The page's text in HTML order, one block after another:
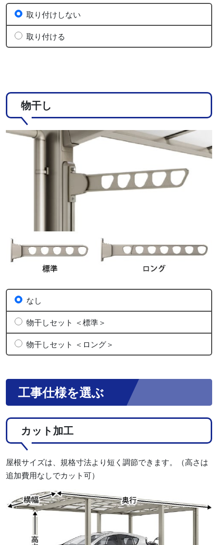
取り付けしない
取り付ける
物干し
なし
物干しセット ＜標準＞
物干しセット ＜ロング＞
工事仕様を選ぶ
カット加工
屋根サイズは、規格寸法より短く調節できます。（高さは
追加費用なしでカット可）